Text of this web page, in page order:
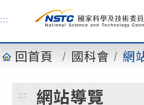
主
容
:::
回首頁 國科會 網
::: 網站導覽